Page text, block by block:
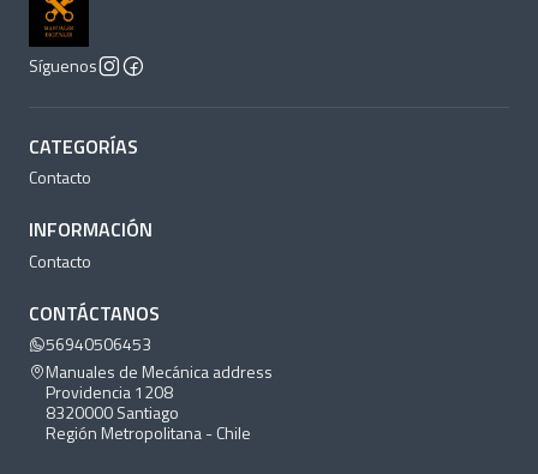
Síguenos
CATEGORÍAS
Contacto
INFORMACIÓN
Contacto
CONTÁCTANOS
56940506453
Manuales de Mecánica address
Providencia 1208
8320000 Santiago
Región Metropolitana - Chile